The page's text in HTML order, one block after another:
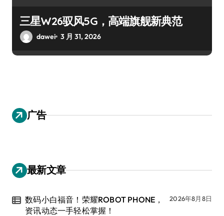
三星W26驭风5G，高端旗舰新典范
dawei 3 月 31, 2026
广告
最新文章
数码小白福音！荣耀ROBOT PHONE，
资讯动态一手轻松掌握！
2026年8月8日